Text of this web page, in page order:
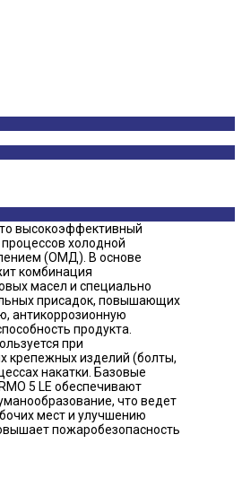
высокоэффективный
холодной
(ОМД). В основе
комбинация
масел и специально
присадок, повышающих
антикоррозионную
продукта.
при
крепежных изделий (болты,
накатки. Базовые
5 LE обеспечивают
что ведет
мест и улучшению
пожаробезопасность